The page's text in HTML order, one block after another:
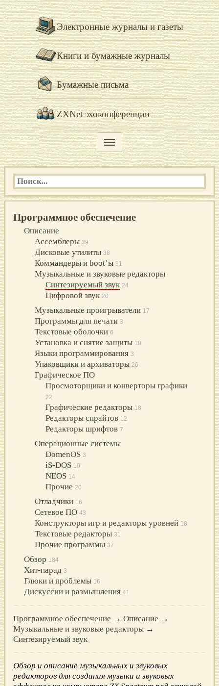
Электронные журналы и газеты
Книги и бумажные журналы
Бумажные письма
ZXNet эхоконференции
Программное обеспечение
Описание
Ассемблеры 39
Дисковые утилиты 38
Коммандеры и boot’ы 31
Музыкальные и звуковые редакторы
Синтезируемый звук 24
Цифровой звук 20
Музыкальные проигрыватели 17
Программы для печати 3
Текстовые оболочки 6
Установка и снятие защиты 10
Языки программирования 3
Упаковщики и архиваторы 26
Графическое ПО
Просмоторщики и конверторы графики
22
Графические редакторы 18
Редакторы спрайтов 12
Редакторы шрифтов 7
Операционные системы
DomenOS 3
iS-DOS 10
NEOS 14
Прочие 20
Отладчики 16
Сетевое ПО 43
Конструкторы игр и редакторы уровней 18
Текстовые редакторы 31
Прочие программы 37
Обзор 184
Хит-парад 3
Глюки и проблемы 16
Дискуссии и размышления 41
Программное обеспечение → Описание →
Музыкальные и звуковые редакторы →
Синтезируемый звук
Обзор и описание музыкальных и звуковых
редакторов для создания музыки и звуковых